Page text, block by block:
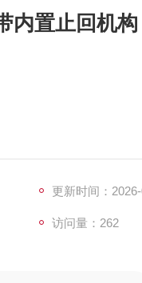
内置止回机构
反应釜的供气系统中，
更新时间：
访问量：262